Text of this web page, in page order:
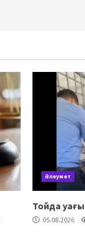
Әлеумет
Тойда
05.08.2026